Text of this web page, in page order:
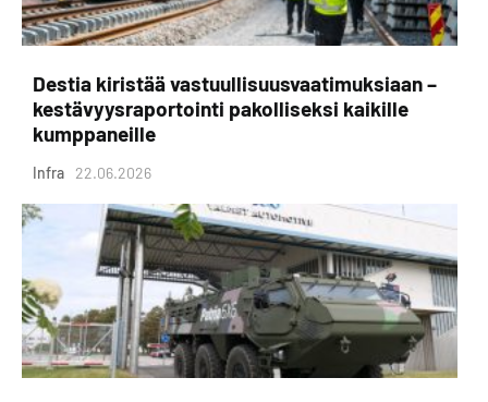
Destia kiristää vastuullisuusvaatimuksiaan –
kestävyysraportointi pakolliseksi kaikille
kumppaneille
Infra 22.06.2026